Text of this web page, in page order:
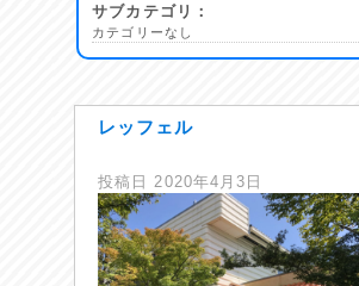
サブカテゴリ：
カテゴリーなし
レッフェル
投稿日2020年4月3日